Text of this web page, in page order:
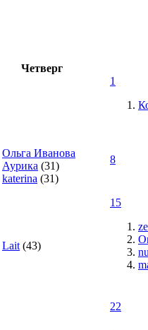
Четверг
1
Ольга Иванова
Аурика (31)
katerina (31)
8
Lait (43)
15
22